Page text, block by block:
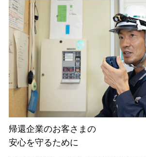
帰還企業のお客さまの
安心を守るために